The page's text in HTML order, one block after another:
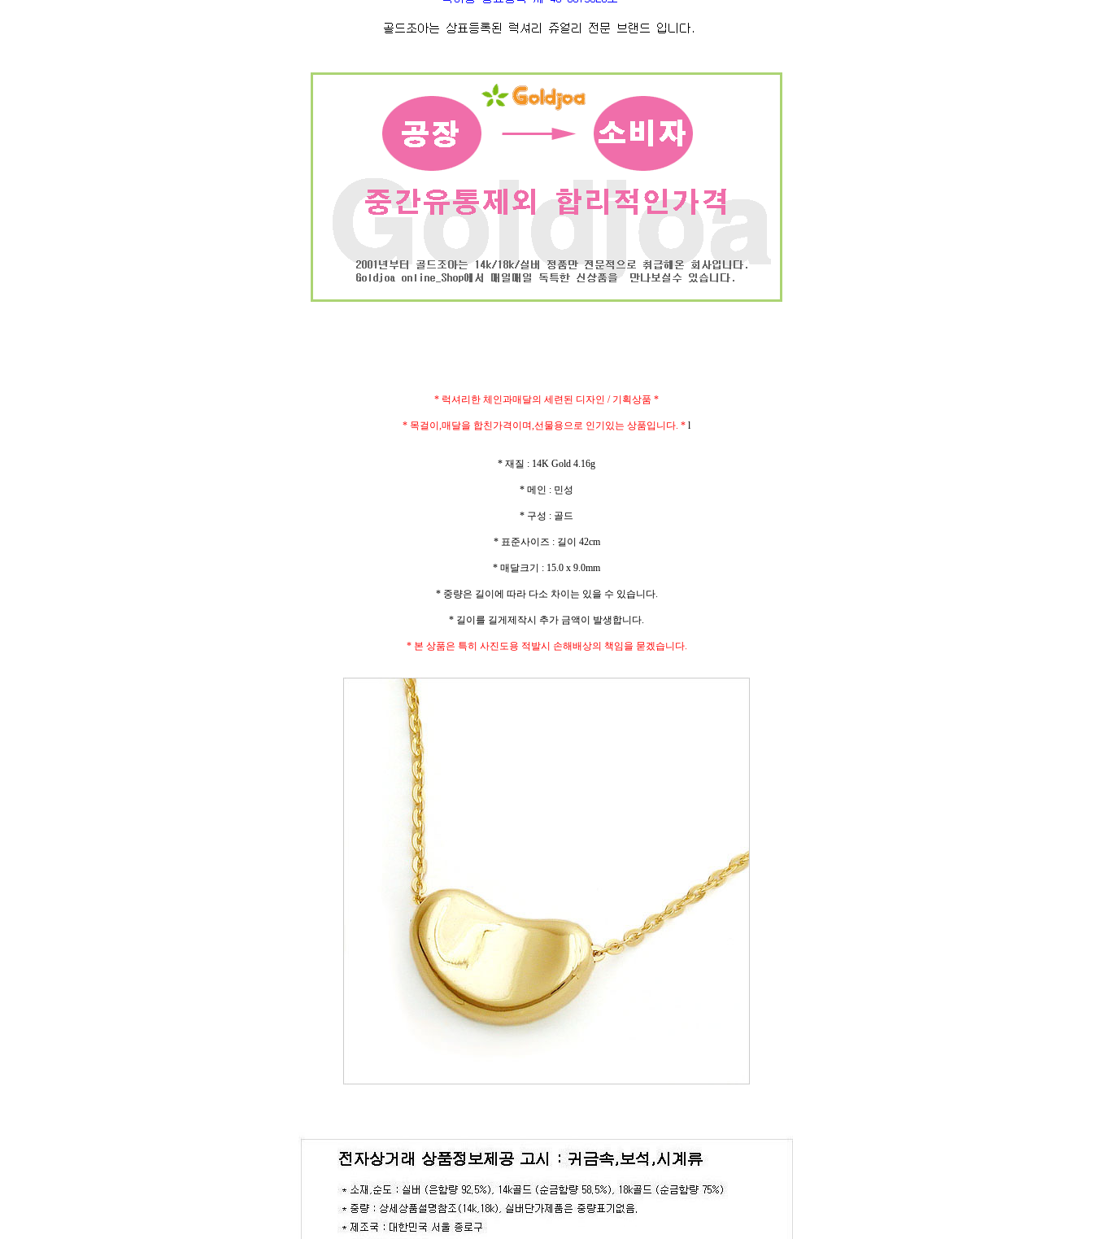
* 럭셔리한 체인과매달의 세련된 디자인 / 기획상품 *
* 목걸이,매달을 합친가격이며,선물용으로 인기있는 상품입니다. * l
* 재질 : 14K Gold 4.16g
* 메인 : 민성
* 구성 : 골드
* 표준사이즈 : 길이 42cm
* 매달크기 : 15.0 x 9.0mm
* 중량은 길이에 따라 다소 차이는 있을 수 있습니다.
* 길이를 길게제작시 추가 금액이 발생합니다.
* 본 상품은 특히 사진도용 적발시 손해배상의 책임을 묻겠습니다.